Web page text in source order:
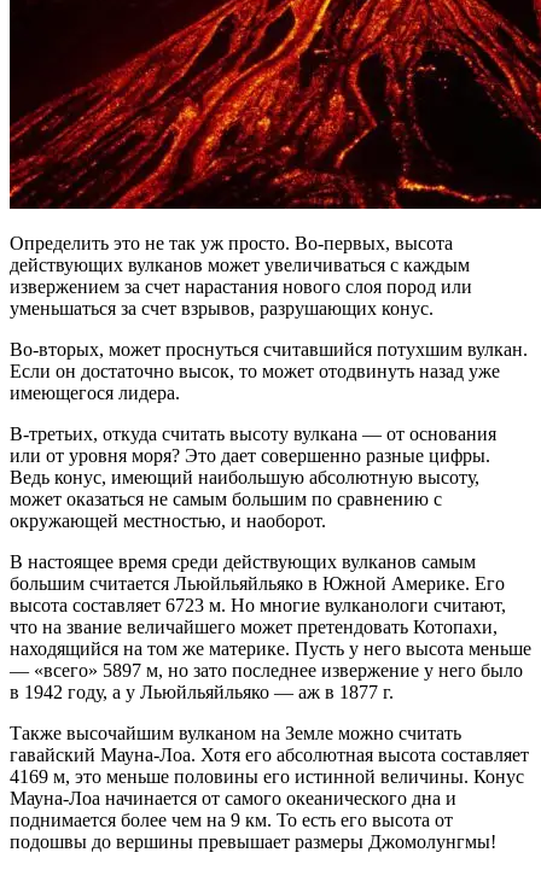
Определить это не так уж просто. Во-первых, высота
действующих вулканов может увеличиваться с каждым
извержением за счет нарастания нового слоя пород или
уменьшаться за счет взрывов, разрушающих конус.
Во-вторых, может проснуться считавшийся потухшим вулкан.
Если он достаточно высок, то может отодвинуть назад уже
имеющегося лидера.
В-третьих, откуда считать высоту вулкана — от основания
или от уровня моря? Это дает совершенно разные цифры.
Ведь конус, имеющий наибольшую абсолютную высоту,
может оказаться не самым большим по сравнению с
окружающей местностью, и наоборот.
В настоящее время среди действующих вулканов самым
большим считается Льюйльяйльяко в Южной Америке. Его
высота составляет 6723 м. Но многие вулканологи считают,
что на звание величайшего может претендовать Котопахи,
находящийся на том же материке. Пусть у него высота меньше
— «всего» 5897 м, но зато последнее извержение у него было
в 1942 году, а у Льюйльяйльяко — аж в 1877 г.
Также высочайшим вулканом на Земле можно считать
гавайский Мауна-Лоа. Хотя его абсолютная высота составляет
4169 м, это меньше половины его истинной величины. Конус
Мауна-Лоа начинается от самого океанического дна и
поднимается более чем на 9 км. То есть его высота от
подошвы до вершины превышает размеры Джомолунгмы!